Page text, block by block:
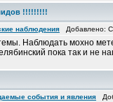
!!!!!!!!!
наблюдения Добавлено:
Наблюдать мохно
пока так и не
события и явления